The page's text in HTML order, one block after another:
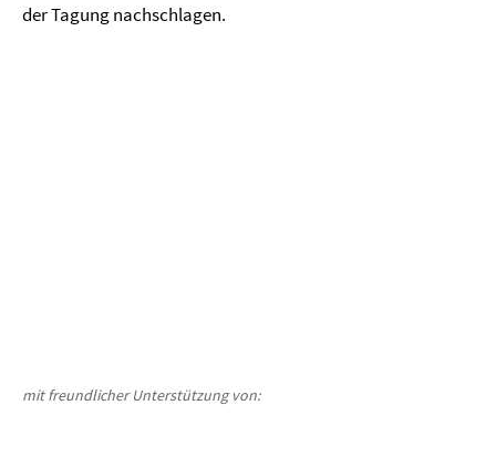
der Tagung nachschlagen.
mit freundlicher Unterstützung von: